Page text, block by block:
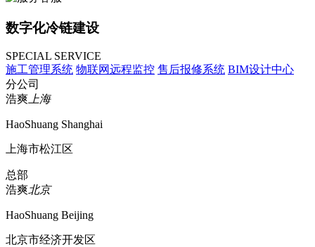
数字化冷链建设
SPECIAL SERVICE
施工管理系统 物联网远程监控 售后报修系统 BIM设计中心
分公司
浩爽上海
HaoShuang Shanghai
上海市松江区
总部
浩爽北京
HaoShuang Beijing
北京市经济开发区